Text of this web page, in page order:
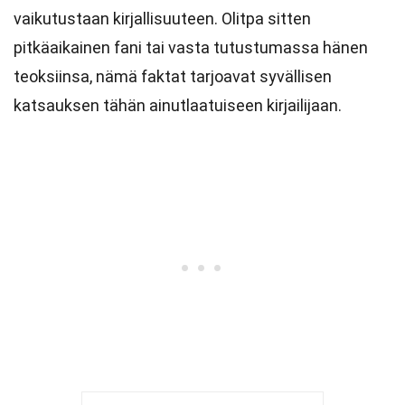
vaikutustaan kirjallisuuteen. Olitpa sitten
pitkäaikainen fani tai vasta tutustumassa hänen
teoksiinsa, nämä faktat tarjoavat syvällisen
katsauksen tähän ainutlaatuiseen kirjailijaan.